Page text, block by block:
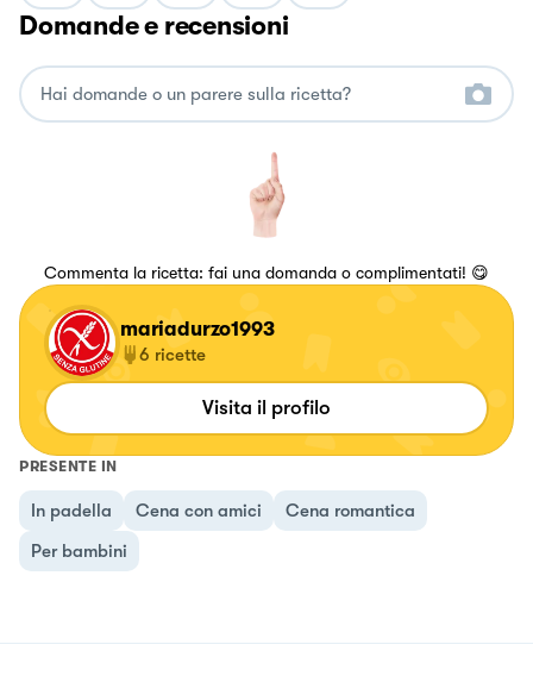
Domande e recensioni
Commenta la ricetta: fai una domanda o complimentati! 😋
mariadurzo1993
6 ricette
Visita il profilo
PRESENTE IN
In padella Cena con amici
Cena romantica
Per bambini